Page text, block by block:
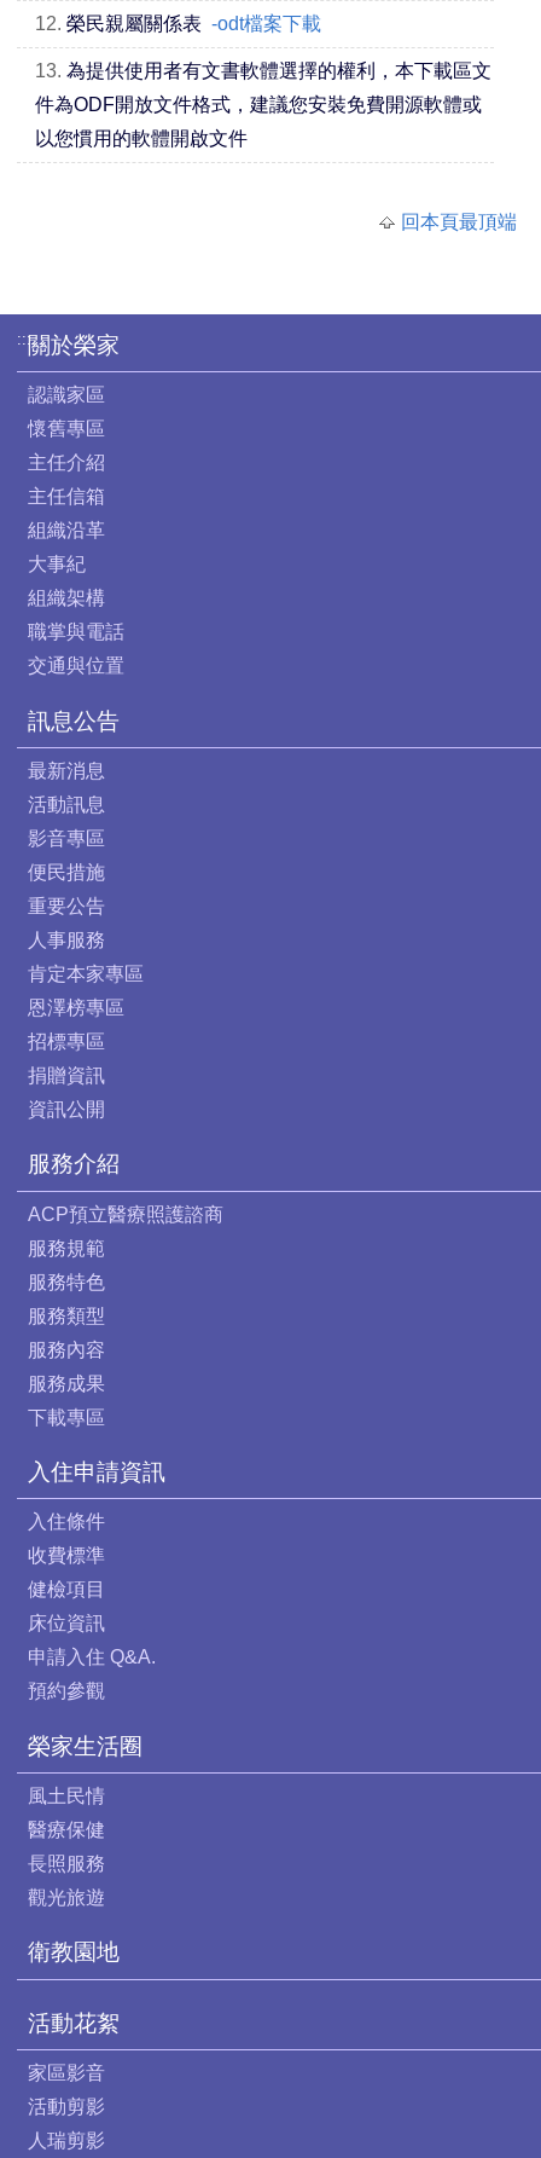
12. 榮民親屬關係表 -odt檔案下載
13. 為提供使用者有文書軟體選擇的權利，本下載區文
件為ODF開放文件格式，建議您安裝免費開源軟體或
以您慣用的軟體開啟文件
回本頁最頂端
:::關於榮家
認識家區
懷舊專區
主任介紹
主任信箱
組織沿革
大事紀
組織架構
職掌與電話
交通與位置
訊息公告
最新消息
活動訊息
影音專區
便民措施
重要公告
人事服務
肯定本家專區
恩澤榜專區
招標專區
捐贈資訊
資訊公開
服務介紹
ACP預立醫療照護諮商
服務規範
服務特色
服務類型
服務內容
服務成果
下載專區
入住申請資訊
入住條件
收費標準
健檢項目
床位資訊
申請入住 Q&A.
預約參觀
榮家生活圈
風土民情
醫療保健
長照服務
觀光旅遊
衛教園地
活動花絮
家區影音
活動剪影
人瑞剪影